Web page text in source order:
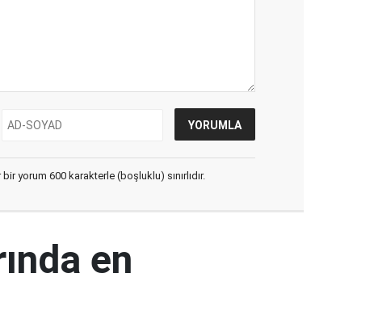
yorum 600 karakterle (boşluklu) sınırlıdır.
en